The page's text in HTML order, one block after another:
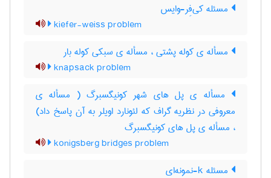
مسئله کی‌فِر-وایس
kiefer-weiss problem
مسأله ی کوله پشتی ، مسأله ی سبکی کوله بار
knapsack problem
مسأله ی پل های شهر کونیگسبرگ ( مسأله ی
معروفی در نظریه گراف که لئونارد اویلر به آن پاسخ داد)
، مسأله ی پل های کونیگسبرگ
konigsberg bridges problem
مسئله k-نمونه‌ای